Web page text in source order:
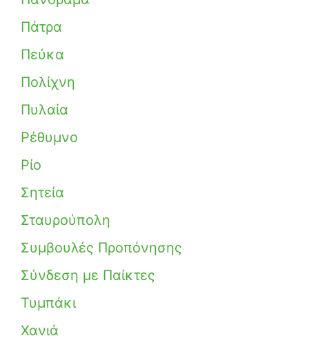
Πάτρα
Πεύκα
Πολίχνη
Πυλαία
Ρέθυμνο
Ρίο
Σητεία
Σταυρούπολη
Συμβουλές Προπόνησης
Σύνδεση με Παίκτες
Τυμπάκι
Χανιά